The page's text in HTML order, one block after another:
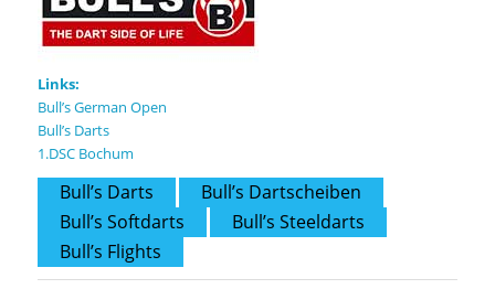
Links:
Bull’s German Open
Bull’s Darts
1.DSC Bochum
Bull’s Darts
Bull’s Dartscheiben
Bull’s Softdarts
Bull’s Steeldarts
Bull’s Flights